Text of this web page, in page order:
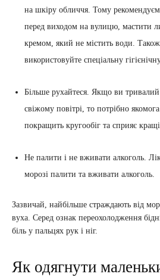
на шкіру обличчя. Тому
перед виходом на вулицю, мастити
кремом, який не містить води.
використовуйте спеціальну
Більше рухайтеся. Якщо ви тривалий
свіжому повітрі, то потрібно
покращить кругообіг та сприяє
Не палити і не вживати алкоголь.
морозі палити та вживати алкоголь.
Зазвичай, найбільше страждають від
вуха. Серед ознак переохолодження
біль у пальцях рук і ніг.
Як одягнути